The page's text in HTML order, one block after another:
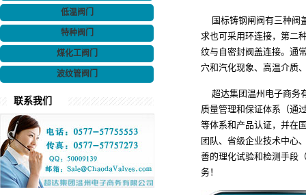
国标铸钢闸阀有三种阀
求也可采用环连接，第二
纹与自密封阀盖连接。通
穴和汽化现象、高温介质
超达集团温州电子商务
质量管理和保证体系（通
等体系和产品认证，并在
团队、省级企业技术中心
善的理化试验和检测手段
务！
低温阀门
特种阀门
煤化工阀门
波纹管阀门
联系我们